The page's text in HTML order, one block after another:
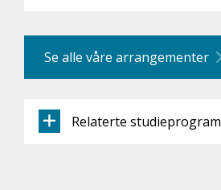
Se alle våre arrangementer
Relaterte studieprogram